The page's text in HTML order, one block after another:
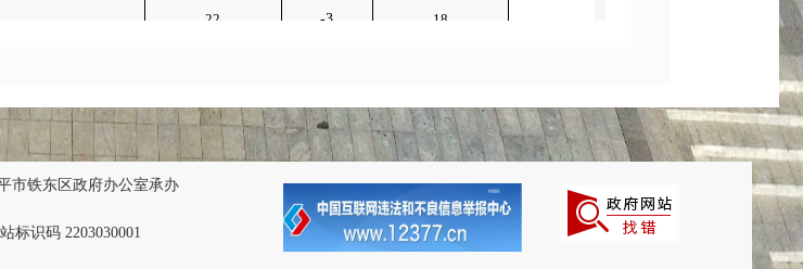
22 -3 18
第二十条第（六）项